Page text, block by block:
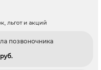
льгот и акций
позвоночника